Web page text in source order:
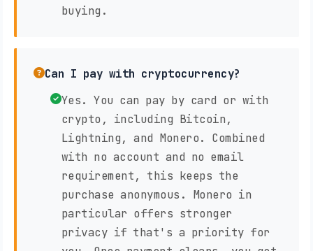
buying.
Can I pay with cryptocurrency?
Yes. You can pay by card or with
crypto, including Bitcoin,
Lightning, and Monero. Combined
with no account and no email
requirement, this keeps the
purchase anonymous. Monero in
particular offers stronger
privacy if that's a priority for